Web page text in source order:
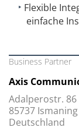
Flexible
einfache
Business Partner
Axis
Adalperostr. 86
85737 Ismaning
Deutschland